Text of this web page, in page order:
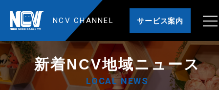
NCV CHANNEL サービス案内
新着NCV地域ニュース
LOCAL NEWS